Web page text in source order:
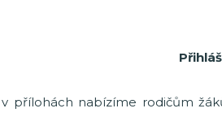
přílohách nabízíme rodičům